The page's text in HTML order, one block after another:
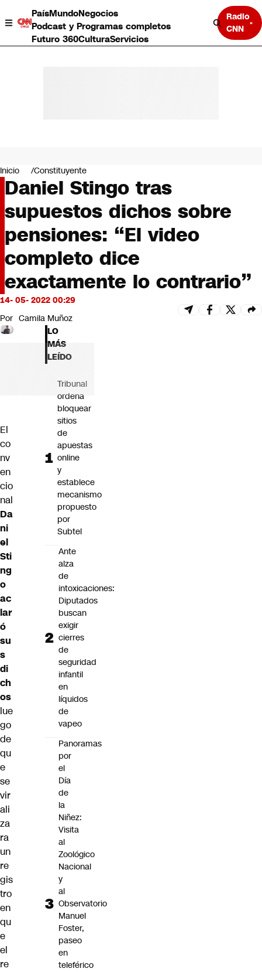
PaísMundoNegocios
Podcast y Programas completos
Futuro 360CulturaServicios
Radio
CNN
Negocios
Deportes
Programas completos
Cultura
Servicios
Bits
CNN tiempo
Futuro 360
Opinión
Inicio Constituyente
Daniel Stingo tras
supuestos dichos sobre
pensiones: “El video
completo dice
exactamente lo contrario”
14- 05- 2022 00:29
Por Camila Muñoz
El
co
nv
en
cio
nal
Da
ni
el
Sti
ng
o
ac
lar
ó
su
s
di
ch
os
lue
go
de
qu
e
se
vir
ali
za
ra
un
re
gis
tro
en
qu
e
el
re
LO
MÁS
LEÍDO
Tribunal
ordena
bloquear
sitios
de
apuestas
online
y
establece
mecanismo
propuesto
por
Subtel
Ante
alza
de
intoxicaciones:
Diputados
buscan
exigir
cierres
de
seguridad
infantil
en
líquidos
de
vapeo
Panoramas
por
el
Día
de
la
Niñez:
Visita
al
Zoológico
Nacional
y
al
Observatorio
Manuel
Foster,
paseo
en
teleférico